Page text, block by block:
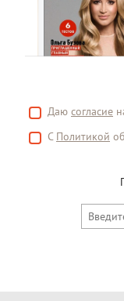
Даю согласие
С Политикой